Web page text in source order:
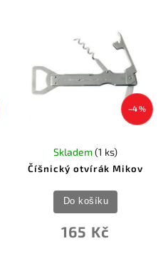
–4 %
Číšnický otvírák Mikov
Skladem(1 ks)
165 Kč
Do košíku